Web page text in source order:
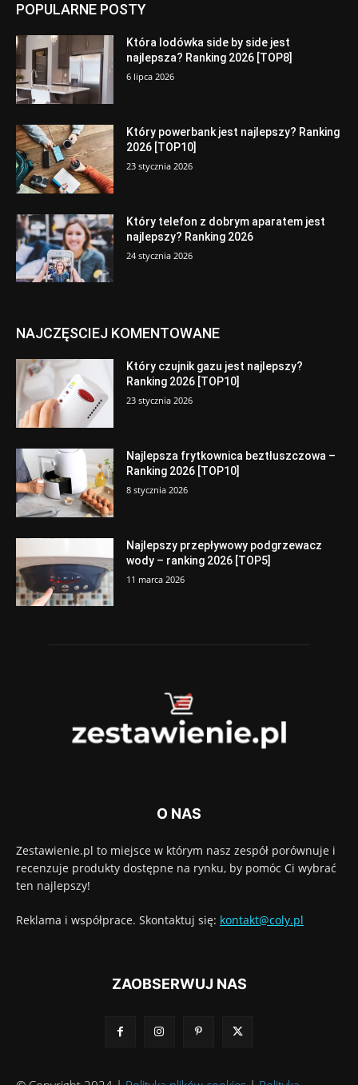
POPULARNE POSTY
Która lodówka side by side jest
najlepsza? Ranking 2026 [TOP8]
6 lipca 2026
Który powerbank jest najlepszy? Ranking
2026 [TOP10]
23 stycznia 2026
Który telefon z dobrym aparatem jest
najlepszy? Ranking 2026
24 stycznia 2026
NAJCZĘSCIEJ KOMENTOWANE
Który czujnik gazu jest najlepszy?
Ranking 2026 [TOP10]
23 stycznia 2026
Najlepsza frytkownica beztłuszczowa –
Ranking 2026 [TOP10]
8 stycznia 2026
Najlepszy przepływowy podgrzewacz
wody – ranking 2026 [TOP5]
11 marca 2026
O NAS
Zestawienie.pl to miejsce w którym nasz zespół porównuje i
recenzuje produkty dostępne na rynku, by pomóc Ci wybrać
ten najlepszy!
Reklama i współprace. Skontaktuj się: kontakt@coly.pl
ZAOBSERWUJ NAS